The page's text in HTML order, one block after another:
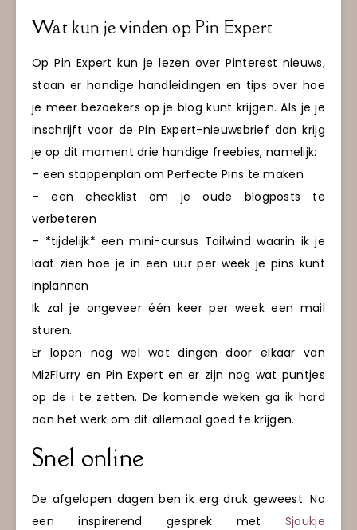
Wat kun je vinden op Pin Expert
Op Pin Expert kun je lezen over Pinterest nieuws,
staan er handige handleidingen en tips over hoe
je meer bezoekers op je blog kunt krijgen. Als je je
inschrijft voor de Pin Expert-nieuwsbrief dan krijg
je op dit moment drie handige freebies, namelijk:
– een stappenplan om Perfecte Pins te maken
– een checklist om je oude blogposts te
verbeteren
– *tijdelijk* een mini-cursus Tailwind waarin ik je
laat zien hoe je in een uur per week je pins kunt
inplannen
Ik zal je ongeveer één keer per week een mail
sturen.
Er lopen nog wel wat dingen door elkaar van
MizFlurry en Pin Expert en er zijn nog wat puntjes
op de i te zetten. De komende weken ga ik hard
aan het werk om dit allemaal goed te krijgen.
Snel online
De afgelopen dagen ben ik erg druk geweest. Na
een inspirerend gesprek met Sjoukje